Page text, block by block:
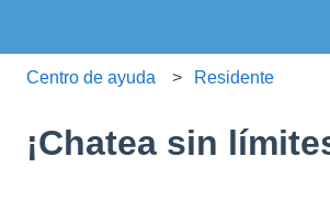
Centro de ayuda Residente
¡Chatea sin